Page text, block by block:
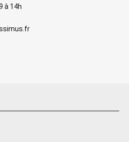
à 14h